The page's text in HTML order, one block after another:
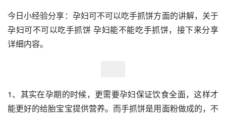
今日小经验分享：孕妇可不可以吃手抓饼方面的讲解，关于
孕妇可不可以吃手抓饼 孕妇能不能吃手抓饼，接下来分享
详细内容。
1、其实在孕期的时候，更需要孕妇保证饮食全面，这样才
能更好的给胎宝宝提供营养。而手抓饼是用面粉做成的，不